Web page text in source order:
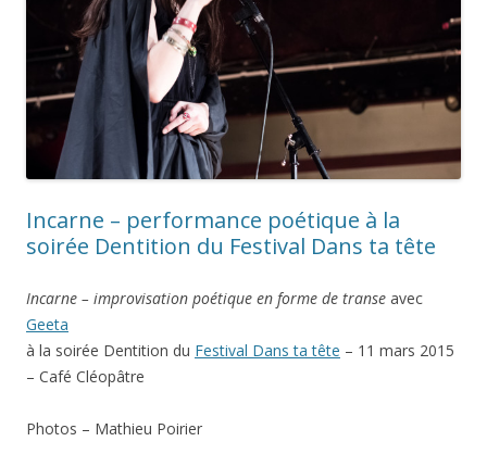
Incarne – performance poétique à la
soirée Dentition du Festival Dans ta tête
Incarne – improvisation poétique en forme de transe avec
Geeta
à la soirée Dentition du Festival Dans ta tête – 11 mars 2015
– Café Cléopâtre
Photos – Mathieu Poirier